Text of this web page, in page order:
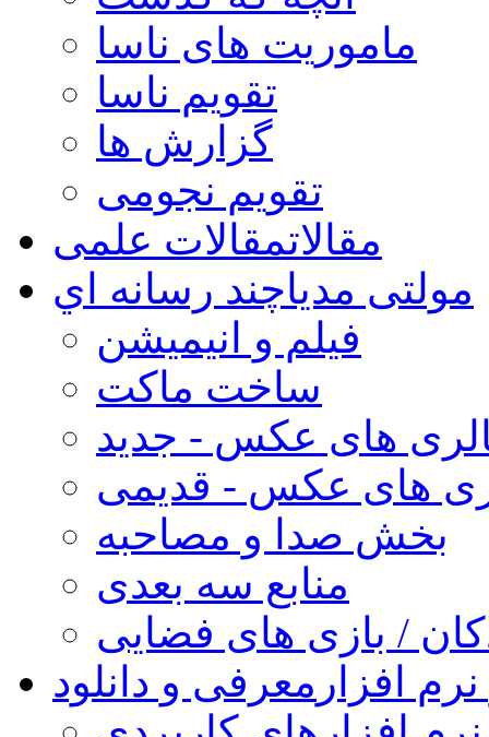
ماموریت های ناسا
تقویم ناسا
گزارش ها
تقویم نجومی
مقالاتمقالات علمی
مولتی مدیاچند رسانه اي
فیلم و انیمیشن
ساخت ماکت
های عکس - جدید
های عکس - قدیمی
بخش صدا و مصاحبه
منابع سه بعدی
/ بازی های فضایی
افزار معرفی و دانلود